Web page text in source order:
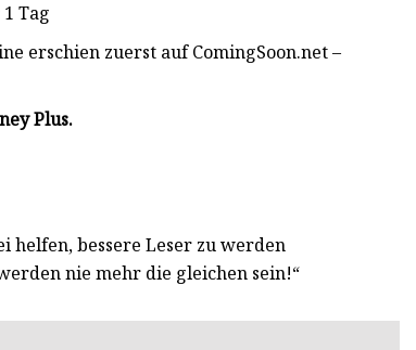
Tag
erschien zuerst auf ComingSoon.net –
Plus.
helfen, bessere Leser zu werden
nie mehr die gleichen sein!“